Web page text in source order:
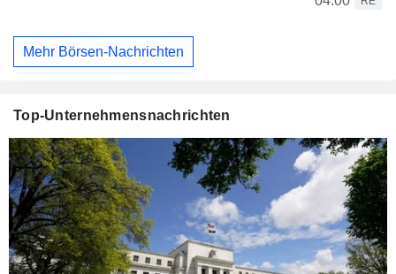
Mehr Börsen-Nachrichten
Top-Unternehmensnachrichten